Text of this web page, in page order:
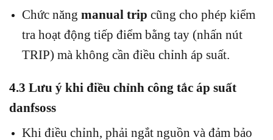
Chức năng manual trip cũng cho phép kiểm
tra hoạt động tiếp điểm bằng tay (nhấn nút
TRIP) mà không cần điều chỉnh áp suất.
4.3 Lưu ý khi điều chỉnh công tắc áp suất
danfsoss
Khi điều chỉnh, phải ngắt nguồn và đảm bảo